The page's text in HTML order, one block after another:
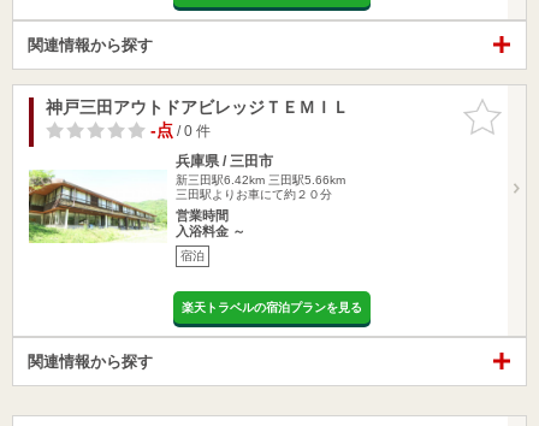
関連情報から探す
お気に入
りに追加
神戸三田アウトドアビレッジＴＥＭＩＬ
-点/ 0 件
兵庫県 / 三田市
新三田駅6.42km 三田駅5.66km
三田駅よりお車にて約２０分
営業時間
入浴料金 ～
宿泊
楽天トラベルの宿泊プランを見る
関連情報から探す